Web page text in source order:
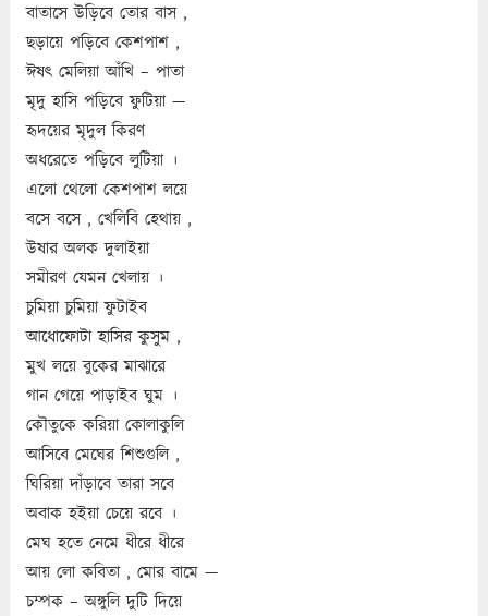
বাতাসে উড়িবে তোর বাস ,
ছড়ায়ে পড়িবে কেশপাশ ,
ঈষৎ মেলিয়া আঁখি – পাতা
মৃদু হাসি পড়িবে ফুটিয়া —
হৃদয়ের মৃদুল কিরণ
অধরেতে পড়িবে লুটিয়া ।
এলো থেলো কেশপাশ লয়ে
বসে বসে , খেলিবি হেথায় ,
উষার অলক দুলাইয়া
সমীরণ যেমন খেলায় ।
চুমিয়া চুমিয়া ফুটাইব
আধোফোটা হাসির কুসুম ,
মুখ লয়ে বুকের মাঝারে
গান গেয়ে পাড়াইব ঘুম ।
কৌতুকে করিয়া কোলাকুলি
আসিবে মেঘের শিশুগুলি ,
ঘিরিয়া দাঁড়াবে তারা সবে
অবাক হইয়া চেয়ে রবে ।
মেঘ হতে নেমে ধীরে ধীরে
আয় লো কবিতা , মোর বামে —
চম্পক – অঙ্গুলি দুটি দিয়ে